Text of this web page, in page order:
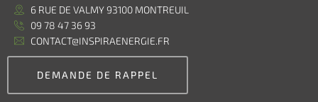
6 RUE DE VALMY 93100 MONTREUIL
09 78 47 36 93
CONTACT@INSPIRAENERGIE.FR
DEMANDE DE RAPPEL